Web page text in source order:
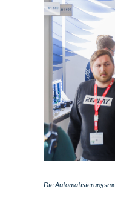
Die